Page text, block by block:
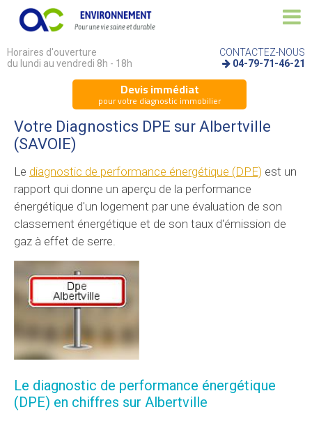
Horaires d'ouverture
du lundi au vendredi 8h - 18h
CONTACTEZ-NOUS
04-79-71-46-21
Devis immédiat
pour votre diagnostic immobilier
Votre Diagnostics DPE sur Albertville
(SAVOIE)
Le diagnostic de performance énergétique (DPE) est un
rapport qui donne un aperçu de la performance
énergétique d'un logement par une évaluation de son
classement énergétique et de son taux d'émission de
gaz à effet de serre.
Le diagnostic de performance énergétique
(DPE) en chiffres sur Albertville